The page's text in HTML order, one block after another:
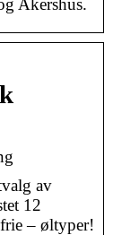
Akershus.
av
12
– øltyper!